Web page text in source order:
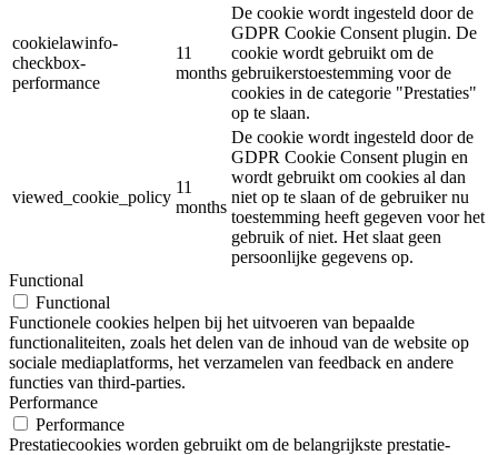
cookielawinfo-
checkbox-
performance
11
months
De cookie wordt ingesteld door de
GDPR Cookie Consent plugin. De
cookie wordt gebruikt om de
gebruikerstoestemming voor de
cookies in de categorie "Prestaties"
op te slaan.
viewed_cookie_policy
11
months
De cookie wordt ingesteld door de
GDPR Cookie Consent plugin en
wordt gebruikt om cookies al dan
niet op te slaan of de gebruiker nu
toestemming heeft gegeven voor het
gebruik of niet. Het slaat geen
persoonlijke gegevens op.
Functional
Functional
Functionele cookies helpen bij het uitvoeren van bepaalde
functionaliteiten, zoals het delen van de inhoud van de website op
sociale mediaplatforms, het verzamelen van feedback en andere
functies van third-parties.
Performance
Performance
Prestatiecookies worden gebruikt om de belangrijkste prestatie-